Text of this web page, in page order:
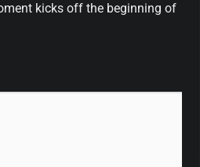
kicks off the beginning of